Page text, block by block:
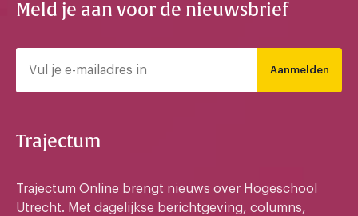
Meld je aan voor de nieuwsbrief
Aanmelden
Trajectum
Trajectum Online brengt nieuws over Hogeschool
Utrecht. Met dagelijkse berichtgeving, columns,